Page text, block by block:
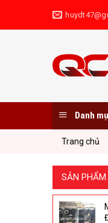
Danh
Trang chủ
SẢN PHẨM